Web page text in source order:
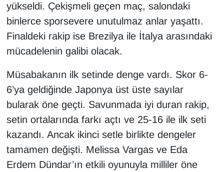
yükseldi. Çekişmeli geçen maç, salondaki
binlerce sporsevere unutulmaz anlar yaşattı.
Finaldeki rakip ise Brezilya ile İtalya arasındaki
mücadelenin galibi olacak.
Müsabakanın ilk setinde denge vardı. Skor 6-
6’ya geldiğinde Japonya üst üste sayılar
bularak öne geçti. Savunmada iyi duran rakip,
setin ortalarında farkı açtı ve 25-16 ile ilk seti
kazandı. Ancak ikinci setle birlikte dengeler
tamamen değişti. Melissa Vargas ve Eda
Erdem Dündar’ın etkili oyunuyla milliler öne